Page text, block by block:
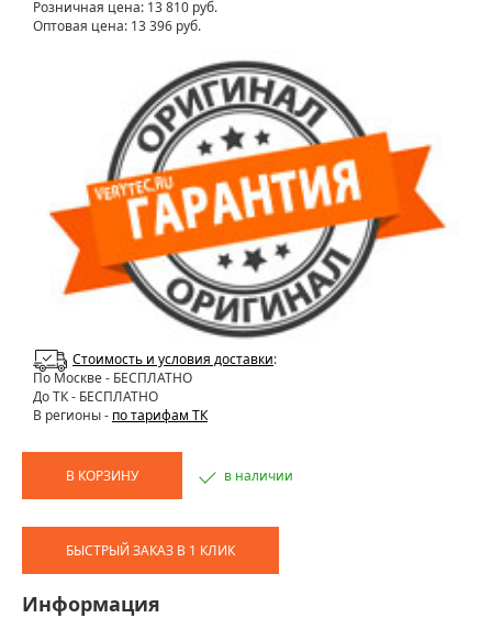
Розничная цена: 13 810 руб.
Оптовая цена: 13 396 руб.
Стоимость и условия доставки:
По Москве- БЕСПЛАТНО
До ТК - БЕСПЛАТНО
В регионы - по тарифам ТК
В КОРЗИНУ в наличии
БЫСТРЫЙ ЗАКАЗ В 1 КЛИК
Информация